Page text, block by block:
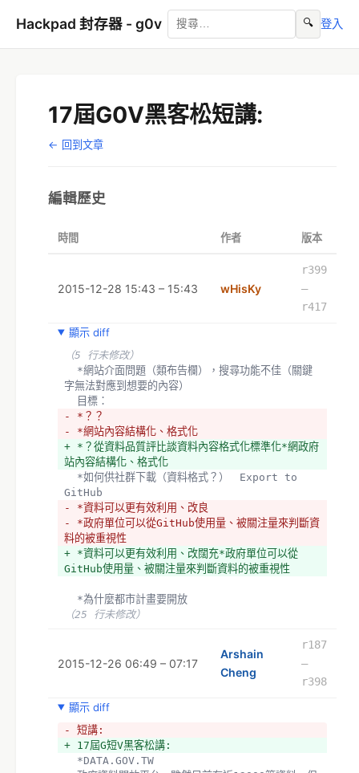
Hackpad 封存器 - g0v 🔍 登入
17屆G0V黑客松短講:
← 回到文章
編輯歷史
時間 作者 版本
2015-12-28 15:43 – 15:43 wHisKy
r399
–
r417
顯示 diff
（5 行未修改）
字無法對應到想要的內容）
  目標：
- *？？
- *網站內容結構化、格式化
+ *？從資料品質評比談資料內容格式化標準化*網政府
站內容結構化、格式化
GitHub
- *資料可以更有效利用、改良
- *政府單位可以從GitHub使用量、被關注量來判斷資
料的被重視性
+ *資料可以更有效利用、改闊充*政府單位可以從
GitHub使用量、被關注量來判斷資料的被重視性
  *為什麼都市計畫要開放
（25 行未修改）
2015-12-26 06:49 – 07:17
Arshain
Cheng
r187
–
r398
顯示 diff
- 短講:
+ 17屆G短V黑客松講:
  *DATA.GOV.TW